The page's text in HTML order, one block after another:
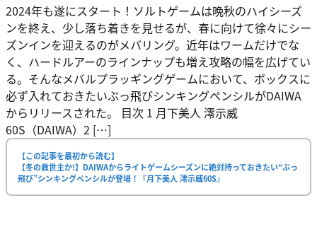
2024年も遂にスタート！ソルトゲームは晩秋のハイシーズ
ンを終え、少し落ち着きを見せるが、春に向けて徐々にシー
ズンインを迎えるのがメバリング。近年はワームだけでな
く、ハードルアーのラインナップも増え攻略の幅を広げてい
る。そんなメバルプラッギングゲームにおいて、ボックスに
必ず入れておきたいぶっ飛びシンキングペンシルがDAIWA
からリリースされた。 目次 1 月下美人 澪示威
60S（DAIWA）2 […]
【この記事を最初から読む】
【冬の救世主か!】DAIWAからライトゲームシーズンに絶対持っておきたい“ぶっ
飛び”シンキングペンシルが登場！『月下美人 澪示威60S』